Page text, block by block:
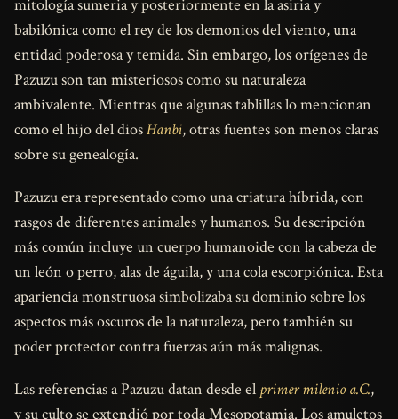
mitología sumeria y posteriormente en la asiria y
babilónica como el rey de los demonios del viento, una
entidad poderosa y temida. Sin embargo, los orígenes de
Pazuzu son tan misteriosos como su naturaleza
ambivalente. Mientras que algunas tablillas lo mencionan
como el hijo del diosHanbi, otras fuentes son menos claras
sobre su genealogía.
Pazuzu era representado como una criatura híbrida, con
rasgos de diferentes animales y humanos. Su descripción
más común incluye un cuerpo humanoide con la cabeza de
un león o perro, alas de águila, y una cola escorpiónica. Esta
apariencia monstruosa simbolizaba su dominio sobre los
aspectos más oscuros de la naturaleza, pero también su
poder protector contra fuerzas aún más malignas.
Las referencias a Pazuzu datan desde el primer milenio a.C.,
y su culto se extendió por toda Mesopotamia. Los amuletos